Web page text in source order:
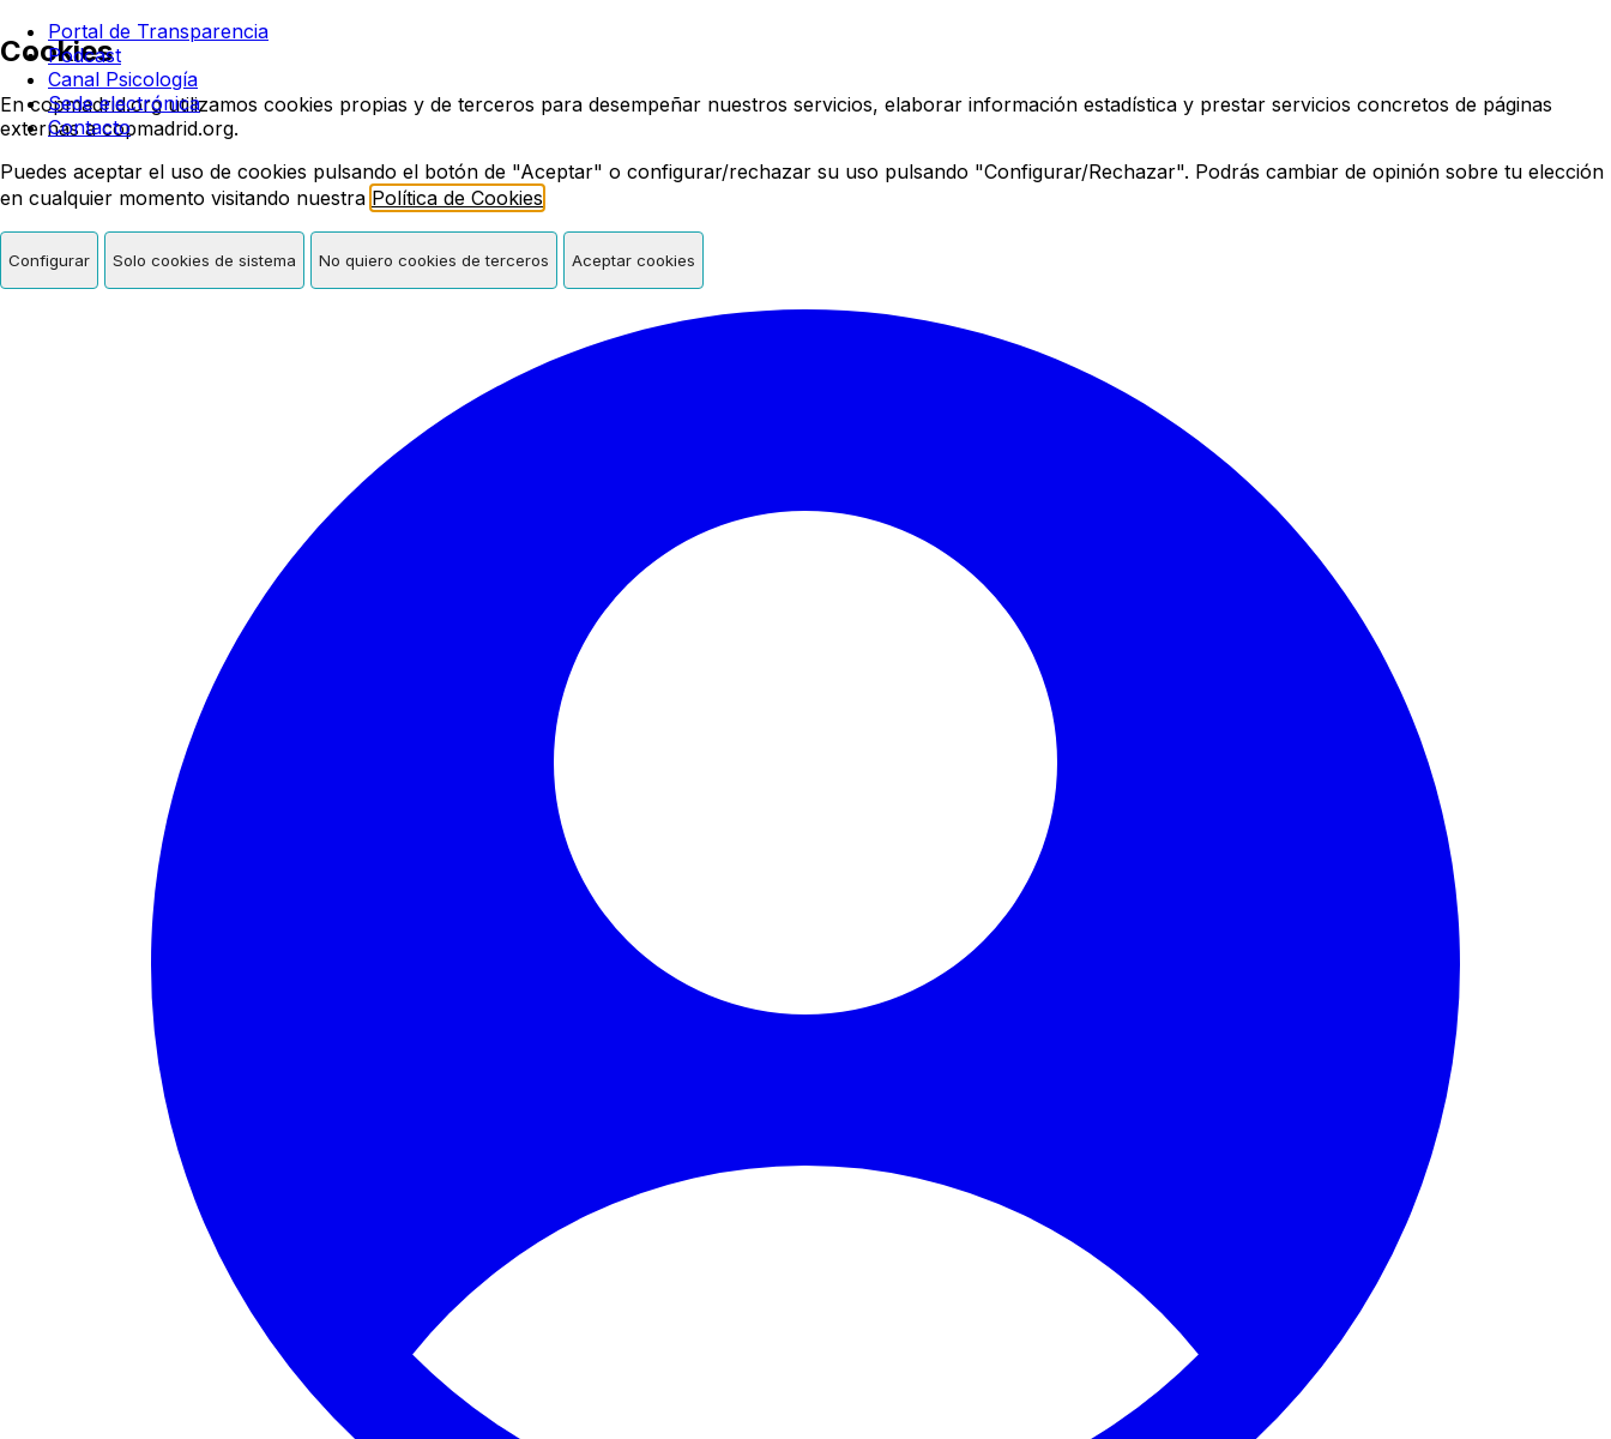
Cookies
En copmadrid.org utilizamos cookies propias y de terceros para desempeñar nuestros servicios, elaborar información estadística y prestar servicios concretos de páginas
externas a copmadrid.org.
Puedes aceptar el uso de cookies pulsando el botón de "Aceptar" o configurar/rechazar su uso pulsando "Configurar/Rechazar". Podrás cambiar de opinión sobre tu elección
en cualquier momento visitando nuestra Política de Cookies
Configurar Solo cookies de sistema No quiero cookies de terceros Aceptar cookies
Colegio oficial de psicología de Madrid
Portal de Transparencia
Podcast
Canal Psicología
Sede electrónica
Contacto